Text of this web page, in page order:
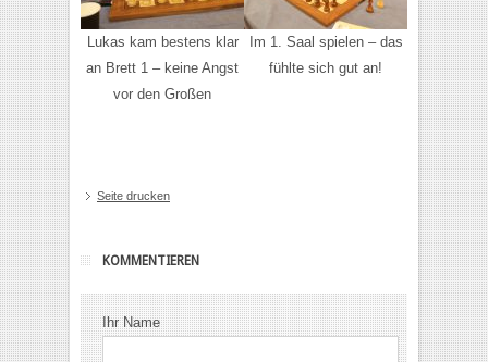
Lukas kam bestens klar
an Brett 1 – keine Angst
vor den Großen
Im 1. Saal spielen – das
fühlte sich gut an!
Seite drucken
KOMMENTIEREN
Ihr Name